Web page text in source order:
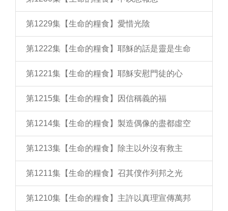
第1229集【生命的糧食】愛惜光陰
第1222集【生命的糧食】耶穌的話是靈是生命
第1221集【生命的糧食】耶穌安慰門徒的心
第1215集【生命的糧食】因信稱義的福
第1214集【生命的糧食】製造偶像的盡都虛空
第1213集【生命的糧食】除主以外沒有救主
第1211集【生命的糧食】召其僕作列邦之光
第1210集【生命的糧食】主許以真理宣傳萬邦